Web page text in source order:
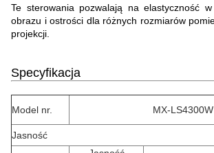
Te sterowania pozwalają na elastyczność
obrazu i ostrości dla różnych rozmiarów
projekcji.
Specyfikacja
Model nr. MX-LS4300W
Jasność